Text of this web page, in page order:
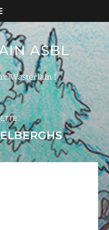
ASBL
Wasterlain !